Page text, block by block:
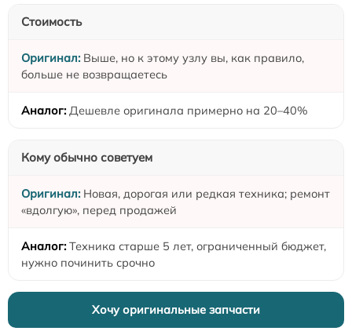
Стоимость
Выше, но к этому узлу вы, как правило,
больше не возвращаетесь
Дешевле оригинала примерно на 20–40%
Кому обычно советуем
Новая, дорогая или редкая техника; ремонт
«вдолгую», перед продажей
Техника старше 5 лет, ограниченный бюджет,
нужно починить срочно
Хочу оригинальные запчасти